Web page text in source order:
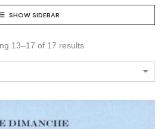
SHOW SIDEBAR
13–17 of 17 results